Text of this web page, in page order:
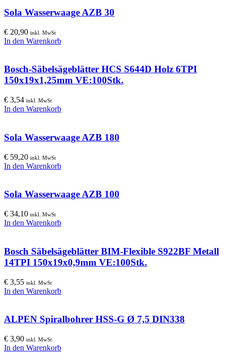
Sola Wasserwaage AZB 30
€ 20,90 inkl. MwSt
In den Warenkorb
Bosch-Säbelsägeblätter HCS S644D Holz 6TPI
150x19x1,25mm VE:100Stk.
€ 3,54 inkl. MwSt
In den Warenkorb
Sola Wasserwaage AZB 180
€ 59,20 inkl. MwSt
In den Warenkorb
Sola Wasserwaage AZB 100
€ 34,10 inkl. MwSt
In den Warenkorb
Bosch Säbelsägeblätter BIM-Flexible S922BF Metall
14TPI 150x19x0,9mm VE:100Stk.
€ 3,55 inkl. MwSt
In den Warenkorb
ALPEN Spiralbohrer HSS-G Ø 7,5 DIN338
€ 3,90 inkl. MwSt
In den Warenkorb